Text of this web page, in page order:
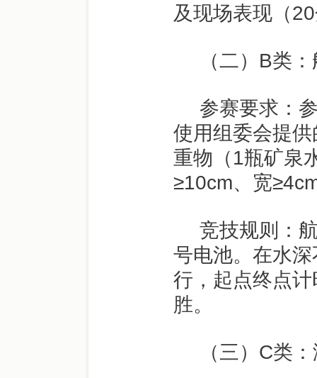
及现场表现（20
（二） B类
参赛要求：
使用组委会提
重物（1瓶矿泉
≥10cm、宽≥
竞技规则：
号电池。在水
行，起点终点
胜。
（三） C类